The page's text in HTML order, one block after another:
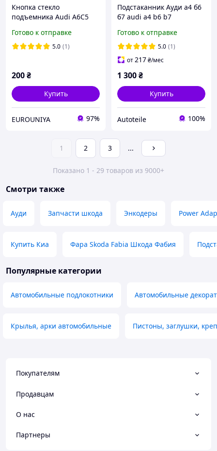
Кнопка стекло
подъемника Audi A6C5
Готово к отправке
5.0 (1)
200₴
Купить
EUROUNIYA 97%
Подстаканник Ауди а4 б6
б7 audi a4 b6 b7
Готово к отправке
5.0 (1)
от217₴/мес
1 300₴
Купить
Autoteile 100%
1 2 3 ...
Показано 1 - 29 товаров из 9000+
Смотри также
Ауди Запчасти шкода Энкодеры Power
Купить Киа Фара Skoda Fabia Шкода Фабия
Популярные категории
Автомобильные подлокотники Автомобильные
Крылья, арки автомобильные Пистоны, заглушки,
Покупателям
Продавцам
О нас
Партнеры